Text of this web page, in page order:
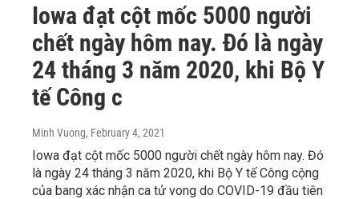
Iowa đạt cột mốc 5000 người
chết ngày hôm nay. Đó là ngày
24 tháng 3 năm 2020, khi Bộ Y
tế Công c
Minh Vuong, February 4, 2021
Iowa đạt cột mốc 5000 người chết ngày hôm nay. Đó
là ngày 24 tháng 3 năm 2020, khi Bộ Y tế Công cộng
của bang xác nhận ca tử vong do COVID-19 đầu tiên